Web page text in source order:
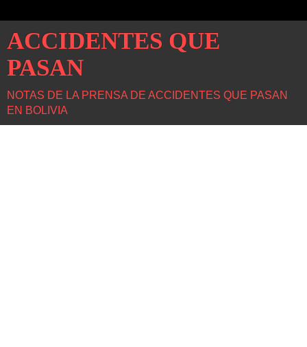
ACCIDENTES QUE
PASAN
NOTAS DE LA PRENSA DE ACCIDENTES QUE PASAN
EN BOLIVIA